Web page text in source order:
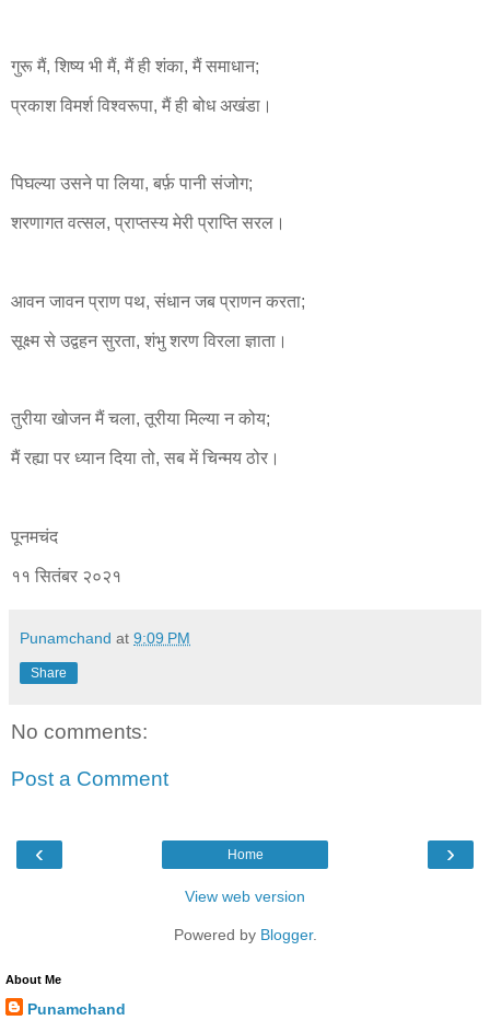
गुरू मैं, शिष्य भी मैं, मैं ही शंका, मैं समाधान;
प्रकाश विमर्श विश्वरूपा, मैं ही बोध अखंडा।
पिघल्या उसने पा लिया, बर्फ़ पानी संजोग;
शरणागत वत्सल, प्राप्तस्य मेरी प्राप्ति सरल।
आवन जावन प्राण पथ, संधान जब प्राणन करता;
सूक्ष्म से उद्वहन सुरता, शंभु शरण विरला ज्ञाता।
तुरीया खोजन मैं चला, तूरीया मिल्या न कोय;
मैं रह्या पर ध्यान दिया तो, सब में चिन्मय ठोर।
पूनमचंद
११ सितंबर २०२१
Punamchand at 9:09 PM
Share
No comments:
Post a Comment
‹ ›
Home
View web version
Powered by Blogger.
About Me
Punamchand